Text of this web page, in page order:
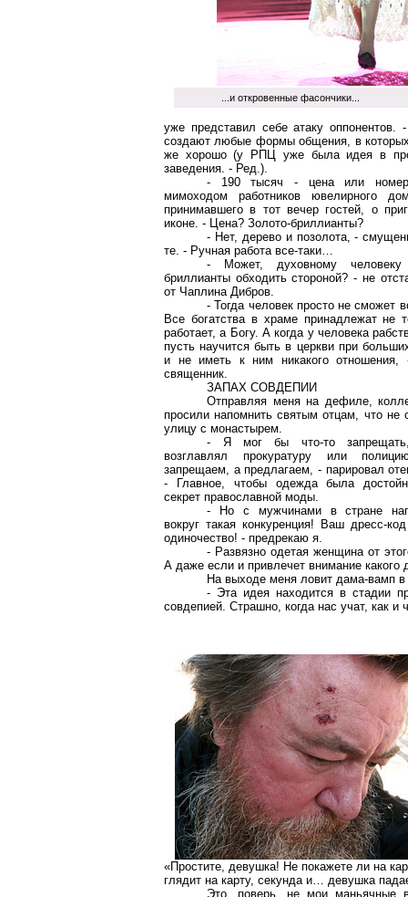
...и откровенные фасончики...
уже представил себе атаку
создают любые формы общения, в которых
же хорошо (у РПЦ уже была идея в
заведения. - Ред.).
- 190 тысяч - цена или
мимоходом работников ювелирного
принимавшего в тот вечер гостей, о
иконе. - Цена? Золото-бриллианты?
- Нет, дерево и позолота, -
те. - Ручная работа все-таки…
- Может, духовному
бриллианты обходить стороной? - не
от Чаплина Дибров.
- Тогда человек просто не сможет
Все богатства в храме принадлежат не
работает, а Богу. А когда у человека
пусть научится быть в церкви при
и не иметь к ним никакого отношения,
священник.
ЗАПАХ СОВДЕПИИ
Отправляя меня на дефиле,
просили напомнить святым отцам, что не
улицу с монастырем.
- Я мог бы что-то
возглавлял прокуратуру или
запрещаем, а предлагаем, - парировал
- Главное, чтобы одежда была
секрет православной моды.
- Но с мужчинами в стране
вокруг такая конкуренция! Ваш дресс-
одиночество! - предрекаю я.
- Развязно одетая женщина от
А даже если и привлечет внимание какого
На выходе меня ловит дама-вамп
- Эта идея находится в стадии
совдепией. Страшно, когда нас учат, как и
«Простите, девушка! Не покажете ли на
глядит на карту, секунда и… девушка
Это, поверь, не мои маньячные